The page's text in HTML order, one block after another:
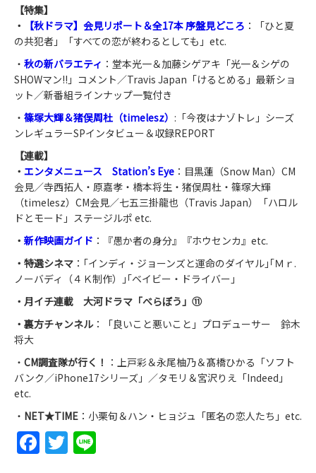
【特集】
・
【秋ドラマ】会見リポート＆全17本 序盤見どころ ：「ひと夏
の共犯者」「すべての恋が終わるとしても」etc.
・ 秋の新バラエティ ：堂本光一＆加藤シゲアキ「光一＆シゲの
SHOWマン!!」コメント／Travis Japan「けるとめる」最新ショ
ット／新番組ラインナップ一覧付き
・ 篠塚大輝＆猪俣周杜（timelesz） :「今夜はナゾトレ」シーズ
ンレギュラーSPインタビュー＆収録REPORT
【連載】
・ エンタメニュース Station’s Eye ：目黒蓮（Snow Man）CM
会見／寺西拓人・原嘉孝・橋本将生・猪俣周杜・篠塚大輝
（timelesz）CM会見／七五三掛龍也（Travis Japan）「ハロル
ドとモード」ステージルポ etc.
・ 新作映画ガイド ：『愚か者の身分』『ホウセンカ』etc.
・特選シネマ ：｢インディ・ジョーンズと運命のダイヤル｣｢Ｍｒ.
ノーバディ（４Ｋ制作）｣｢ベイビー・ドライバー｣
・月イチ連載 大河ドラマ「べらぼう」⑪
・裏方チャンネル：「良いこと悪いこと」プロデューサー 鈴木
将大
・ CM調査隊が行く！ ：上戸彩＆永尾柚乃＆髙橋ひかる「ソフト
バンク／iPhone17シリーズ」／タモリ＆宮沢りえ「Indeed」
etc.
・ NET★TIME ：小栗旬＆ハン・ヒョジュ「匿名の恋人たち」etc.
Facebook
Twitter